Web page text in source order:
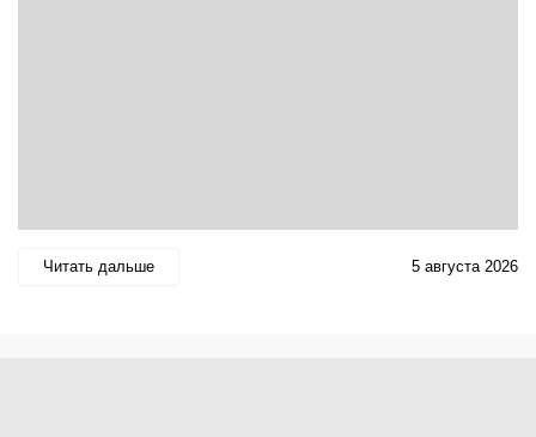
Читать дальше 5 августа 2026